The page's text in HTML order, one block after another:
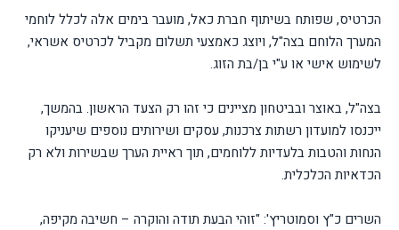
הכרטיס, שפותח בשיתוף חברת כאל, מועבר בימים אלה לכלל לוחמי
המערך הלוחם בצה"ל, ויוצג כאמצעי תשלום מקביל לכרטיס אשראי,
לשימוש אישי או ע"י בן/בת הזוג.
בצה"ל, באוצר ובביטחון מציינים כי זהו רק הצעד הראשון. בהמשך,
ייכנסו למועדון רשתות צרכנות, עסקים ושירותים נוספים שיעניקו
הנחות והטבות בלעדיות ללוחמים, תוך ראיית הערך שבשירות ולא רק
הכדאיות הכלכלית.
השרים כ"ץ וסמוטריץ': "זוהי הבעת תודה והוקרה – חשיבה מקיפה,